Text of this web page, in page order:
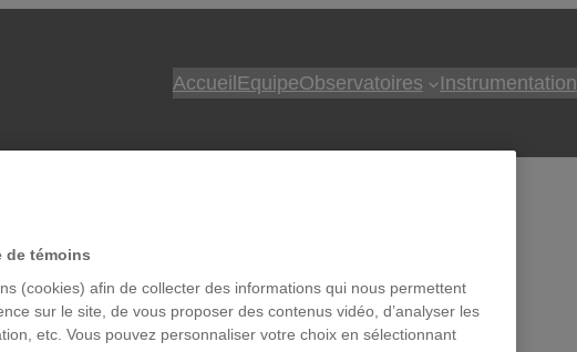
Accueil EquipeObservatoires Instrumentation
température et
de témoins
(cookies) afin de collecter des informations qui nous permettent
sur le site, de vous proposer des contenus vidéo, d’analyser les
etc. Vous pouvez personnaliser votre choix en sélectionnant